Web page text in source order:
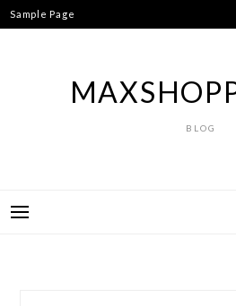
Ga
naar
Sample Page
BLOG